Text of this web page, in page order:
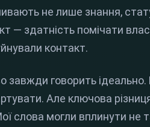
не лише знання,
— здатність помічати
контакт.
завжди говорить
Але ключова
слова могли вплинути не